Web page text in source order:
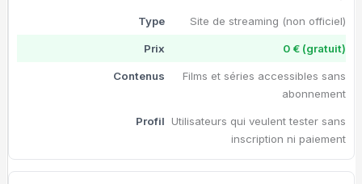
Site de streaming (non officiel)
0 € (gratuit)
Films et séries accessibles sans
abonnement
Utilisateurs qui veulent tester sans
inscription ni paiement